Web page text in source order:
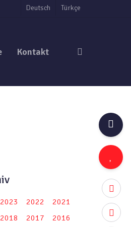
twitter
Deutsch Türkçe
Kontakt
2023 2022
2021
2018 2017
2016